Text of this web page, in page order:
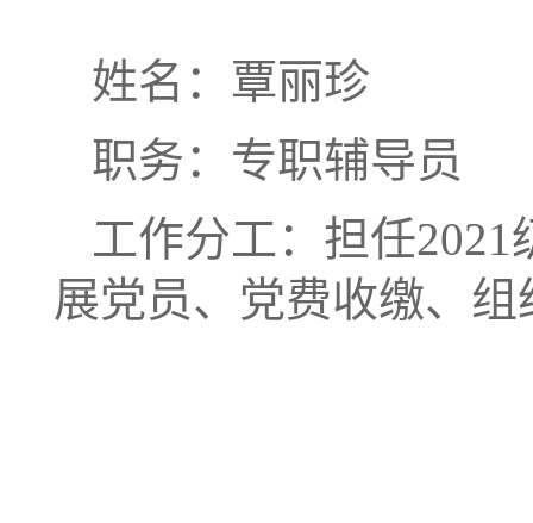
姓名：覃丽珍
职务：专职辅导员
工作分工：担任
展党员、党费收缴、